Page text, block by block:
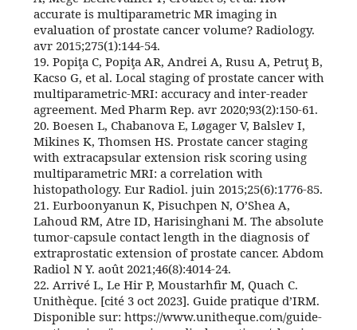
accurate is multiparametric MR imaging in
evaluation of prostate cancer volume? Radiology.
avr 2015;275(1):144‑54.
19. Popiţa C, Popiţa AR, Andrei A, Rusu A, Petruţ B,
Kacso G, et al. Local staging of prostate cancer with
multiparametric-MRI: accuracy and inter-reader
agreement. Med Pharm Rep. avr 2020;93(2):150‑61.
20. Boesen L, Chabanova E, Løgager V, Balslev I,
Mikines K, Thomsen HS. Prostate cancer staging
with extracapsular extension risk scoring using
multiparametric MRI: a correlation with
histopathology. Eur Radiol. juin 2015;25(6):1776‑85.
21. Eurboonyanun K, Pisuchpen N, O’Shea A,
Lahoud RM, Atre ID, Harisinghani M. The absolute
tumor-capsule contact length in the diagnosis of
extraprostatic extension of prostate cancer. Abdom
Radiol N Y. août 2021;46(8):4014‑24.
22. Arrivé L, Le Hir P, Moustarhfir M, Quach C.
Unithèque. [cité 3 oct 2023]. Guide pratique d’IRM.
Disponible sur: https://www.unitheque.com/guide-